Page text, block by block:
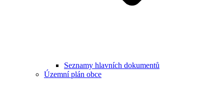
Seznamy hlavních dokumentů
Územní plán obce